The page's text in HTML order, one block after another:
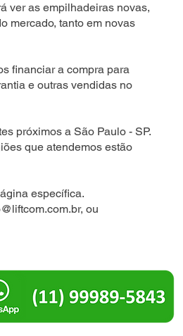
ver as empilhadeiras novas,
mercado, tanto em novas
financiar a compra para
e outras vendidas no
próximos a São Paulo - SP.
que atendemos estão
específica.
, ou